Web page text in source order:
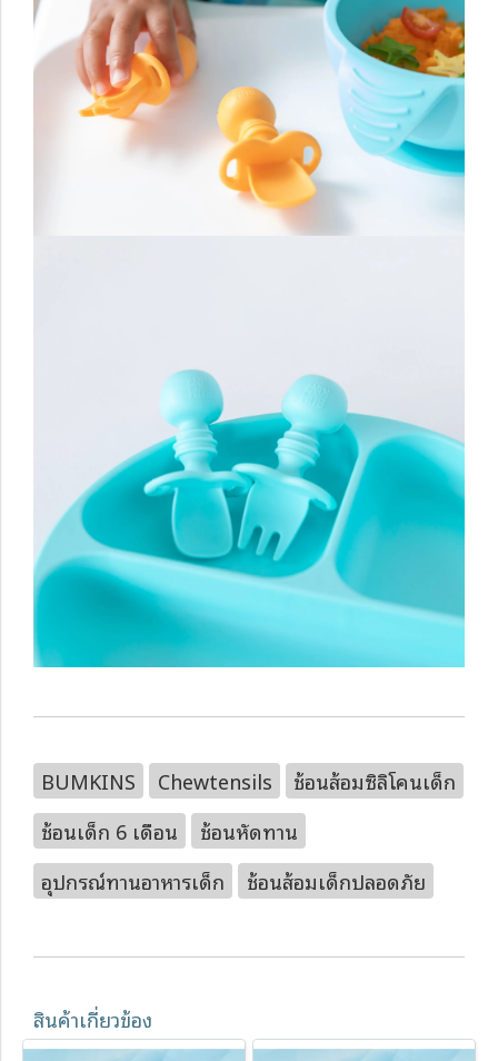
BUMKINS Chewtensils
ช้อนส้อมซิลิโคนเด็ก
ช้อนเด็ก 6 เดือน
ช้อนหัดทาน
อุปกรณ์ทานอาหารเด็ก
ช้อนส้อมเด็กปลอดภัย
สินค้าเกี่ยวข้อง